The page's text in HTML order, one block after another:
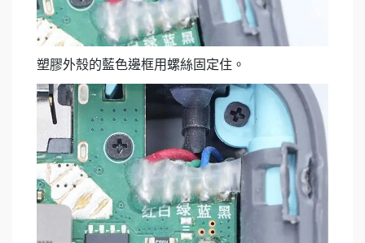
塑膠外殼的藍色邊框用螺絲固定住。